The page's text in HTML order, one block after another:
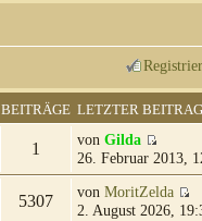
BEITRÄGE LETZTER BEITRAG
1 von Gilda
26. Februar 2013,
5307 von MoritZelda
2. August 2026,